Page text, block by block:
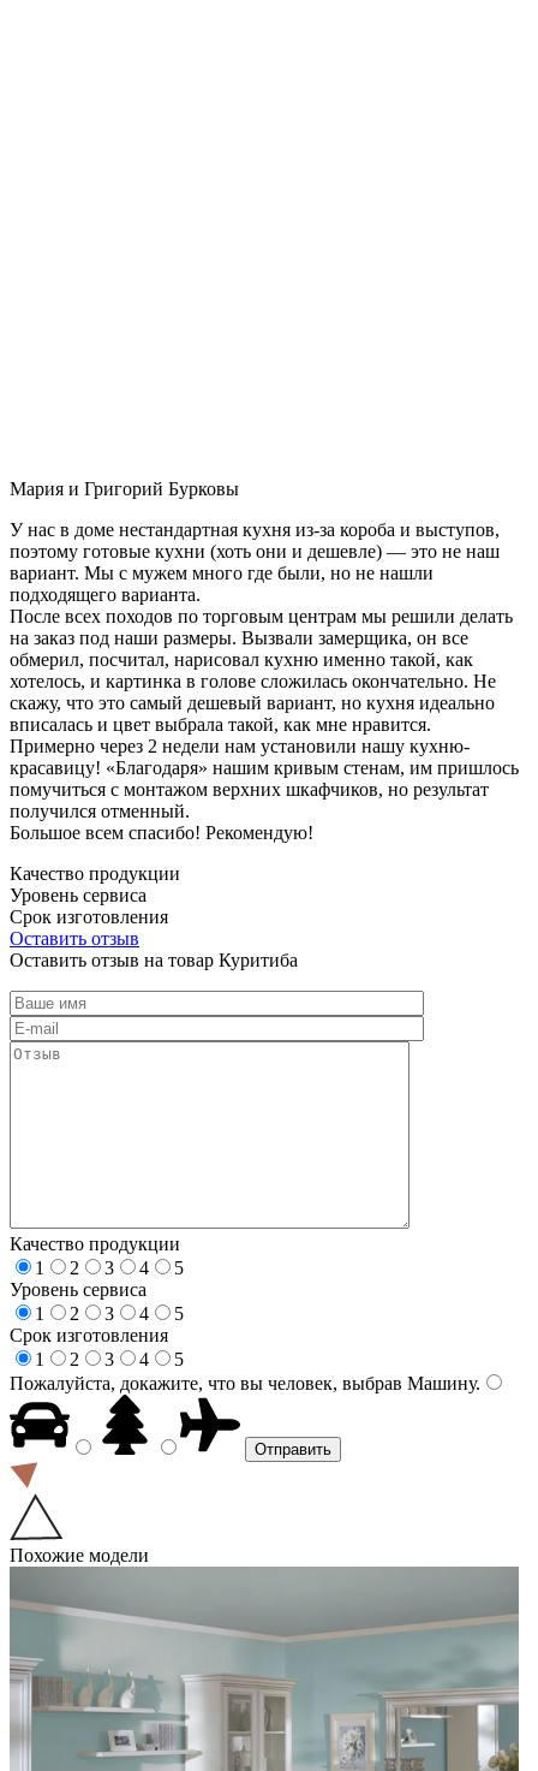
Мария и Григорий Бурковы
У нас в доме нестандартная кухня из-за короба и выступов,
поэтому готовые кухни (хоть они и дешевле) — это не наш
вариант. Мы с мужем много где были, но не нашли
подходящего варианта.
После всех походов по торговым центрам мы решили делать
на заказ под наши размеры. Вызвали замерщика, он все
обмерил, посчитал, нарисовал кухню именно такой, как
хотелось, и картинка в голове сложилась окончательно. Не
скажу, что это самый дешевый вариант, но кухня идеально
вписалась и цвет выбрала такой, как мне нравится.
Примерно через 2 недели нам установили нашу кухню-
красавицу! «Благодаря» нашим кривым стенам, им пришлось
помучиться с монтажом верхних шкафчиков, но результат
получился отменный.
Большое всем спасибо! Рекомендую!
Качество продукции
Уровень сервиса
Срок изготовления
Оставить отзыв
Оставить отзыв на товар Куритиба
Качество продукции
1
2 3 4
5
Уровень сервиса
1
2 3 4
5
Срок изготовления
1
2 3 4
5
Пожалуйста, докажите, что вы человек, выбрав Машину.
Похожие модели